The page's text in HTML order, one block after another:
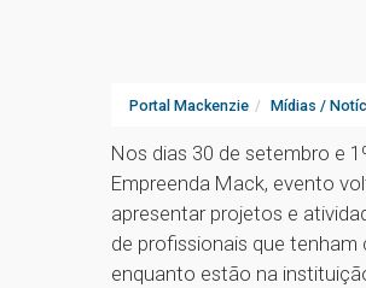
Portal Mackenzie Mídias /
Nos dias 30 de setembro e
Empreenda Mack, evento
apresentar projetos e
de profissionais que
enquanto estão na